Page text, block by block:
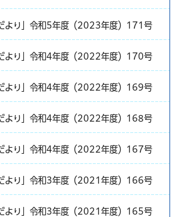
より」令和5年度（2023年度）171号
より」令和4年度（2022年度）170号
より」令和4年度（2022年度）169号
より」令和4年度（2022年度）168号
より」令和4年度（2022年度）167号
より」令和3年度（2021年度）166号
より」令和3年度（2021年度）165号